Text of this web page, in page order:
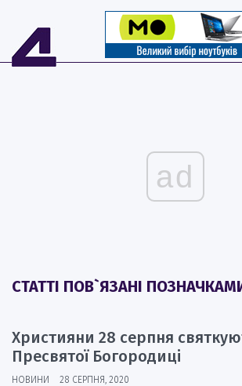
ad
СТАТТІ ПОВ`ЯЗАНІ
Християни 28 серпня
Пресвятої Богородиці
НОВИНИ 28 СЕРПНЯ, 2020